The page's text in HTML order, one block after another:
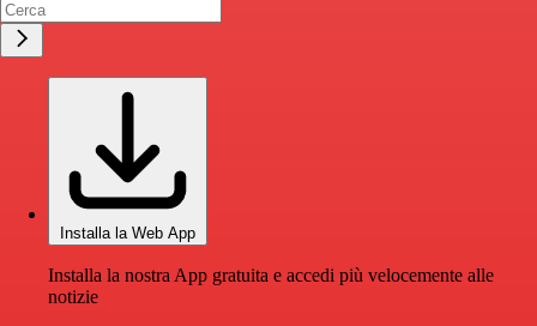
Installa la Web App
Installa la nostra App gratuita e accedi più velocemente alle
notizie